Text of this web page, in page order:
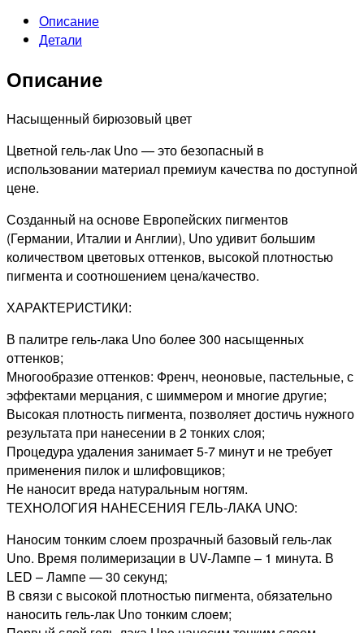
Гель-
лак
-
8мл
Описание
Детали
Описание
Насыщенный бирюзовый цвет
Цветной гель-лак Uno — это безопасный в
использовании материал премиум качества по доступной
цене.
Созданный на основе Европейских пигментов
(Германии, Италии и Англии), Uno удивит большим
количеством цветовых оттенков, высокой плотностью
пигмента и соотношением цена/качество.
ХАРАКТЕРИСТИКИ:
В палитре гель-лака Uno более 300 насыщенных
оттенков;
Многообразие оттенков: Френч, неоновые, пастельные, с
эффектами мерцания, с шиммером и многие другие;
Высокая плотность пигмента, позволяет достичь нужного
результата при нанесении в 2 тонких слоя;
Процедура удаления занимает 5-7 минут и не требует
применения пилок и шлифовщиков;
Не наносит вреда натуральным ногтям.
ТЕХНОЛОГИЯ НАНЕСЕНИЯ ГЕЛЬ-ЛАКА UNO:
Наносим тонким слоем прозрачный базовый гель-лак
Uno. Время полимеризации в UV-Лампе – 1 минута. В
LED – Лампе — 30 секунд;
В связи с высокой плотностью пигмента, обязательно
наносить гель-лак Uno тонким слоем;